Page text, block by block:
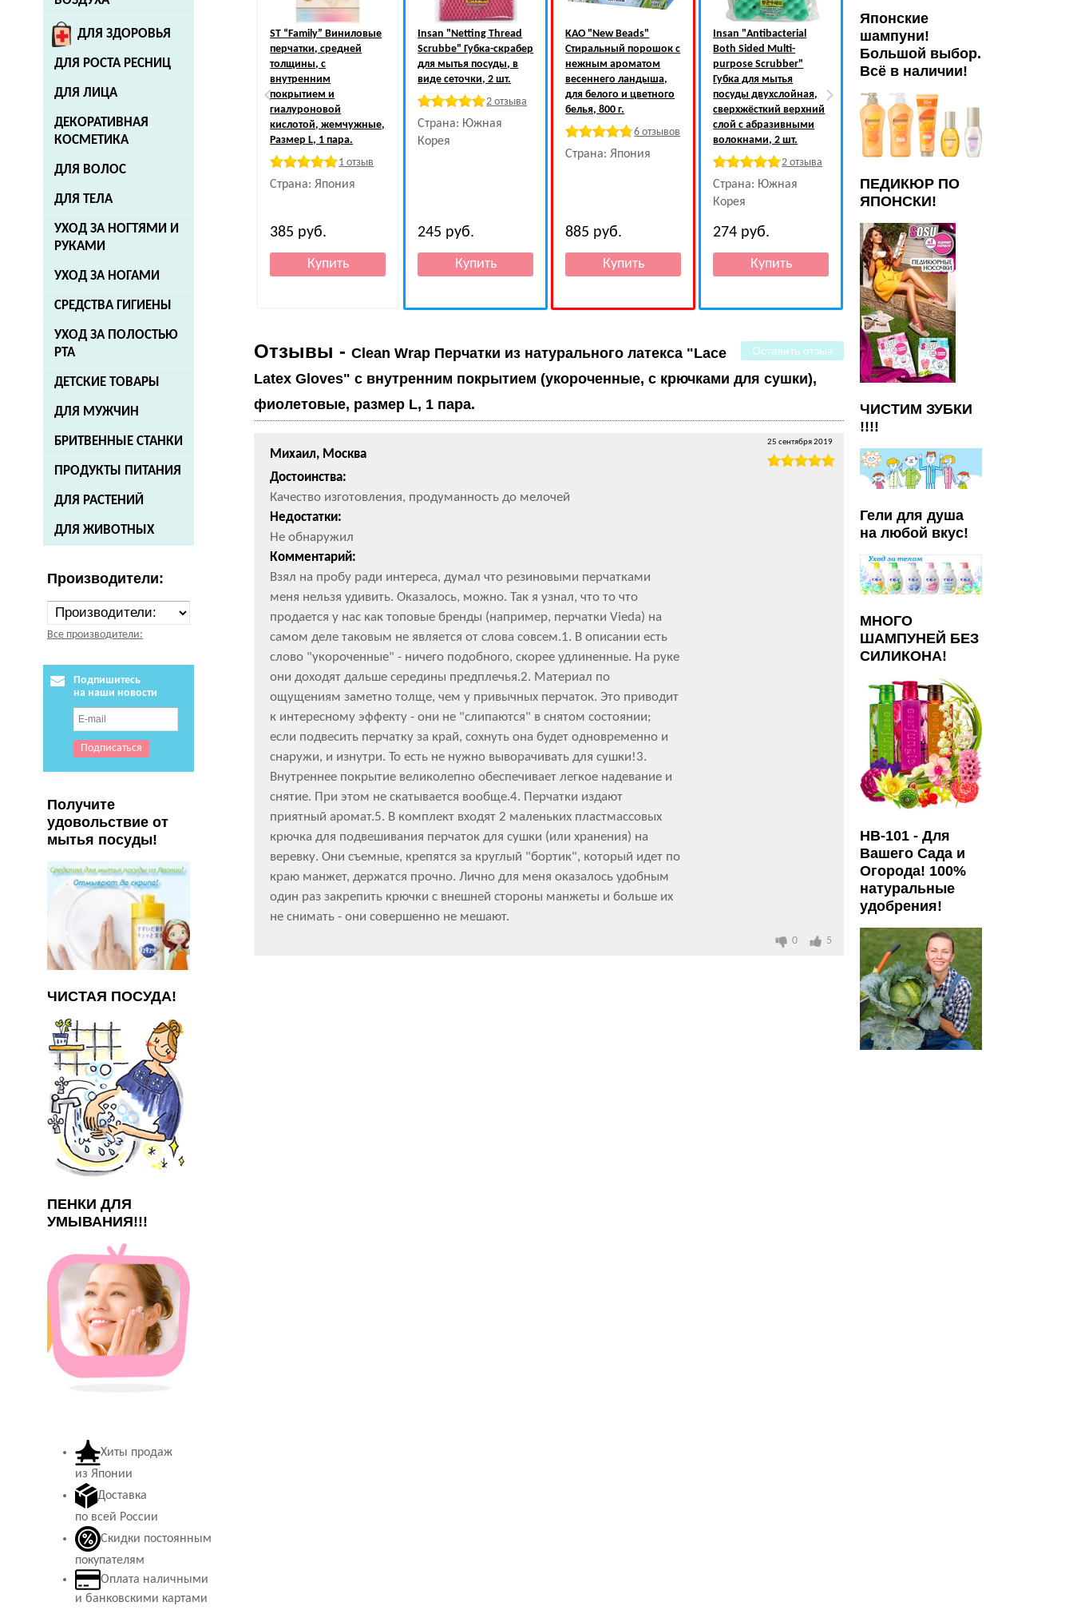
ДЛЯ ЗДОРОВЬЯ
ДЛЯ РОСТА РЕСНИЦ
ДЛЯ ЛИЦА
ДЕКОРАТИВНАЯ
КОСМЕТИКА
ДЛЯ ВОЛОС
ДЛЯ ТЕЛА
УХОД ЗА НОГТЯМИ И
РУКАМИ
УХОД ЗА НОГАМИ
СРЕДСТВА ГИГИЕНЫ
УХОД ЗА ПОЛОСТЬЮ
РТА
ДЕТСКИЕ ТОВАРЫ
ДЛЯ МУЖЧИН
БРИТВЕННЫЕ СТАНКИ
ПРОДУКТЫ ПИТАНИЯ
ДЛЯ РАСТЕНИЙ
ДЛЯ ЖИВОТНЫХ
Производители:
Все производители:
Подпишитесь
на наши новости
Получите
удовольствие от
мытья посуды!
ЧИСТАЯ ПОСУДА!
ПЕНКИ ДЛЯ
УМЫВАНИЯ!!!
ST “Family” Виниловые
перчатки, средней
толщины, с
внутренним
покрытием и
гиалуроновой
кислотой, жемчужные,
Размер L, 1 пара.
1 отзыв
Страна: Япония
385 руб.
Insan "Netting Thread
Scrubbe" Губка-скрабер
для мытья посуды, в
виде сеточки, 2 шт.
2 отзыва
Страна: Южная
Корея
245 руб.
KAO"New Beads"
Стиральный порошок с
нежным ароматом
весеннего ландыша,
для белого и цветного
белья, 800 г.
6 отзывов
Страна: Япония
885 руб.
Insan "Antibacterial
Both Sided Multi-
purpose Scrubber"
Губка для мытья
посуды двухслойная,
сверхжёсткий верхний
слой с абразивными
волокнами, 2 шт.
2 отзыва
Страна: Южная
Корея
274 руб.
Kaneyo"Cleanser"
Порошок чистящий,
традиционный, 400 г.
Страна: Япония
250руб.
Оставить отзыв
Отзывы -Clean Wrap Перчатки из натурального латекса "Lace
Latex Gloves" с внутренним покрытием (укороченные, с крючками для сушки),
фиолетовые, размер L, 1 пара.
Михаил, Москва
Достоинства:
Качество изготовления, продуманность до мелочей
Недостатки:
Не обнаружил
Комментарий:
Взял на пробу ради интереса, думал что резиновыми перчатками
меня нельзя удивить. Оказалось, можно. Так я узнал, что то что
продается у нас как топовые бренды (например, перчатки Vieda) на
самом деле таковым не является от слова совсем.1. В описании есть
слово "укороченные" - ничего подобного, скорее удлиненные. На руке
они доходят дальше середины предплечья.2. Материал по
ощущениям заметно толще, чем у привычных перчаток. Это приводит
к интересному эффекту - они не "слипаются" в снятом состоянии;
если подвесить перчатку за край, сохнуть она будет одновременно и
снаружи, и изнутри. То есть не нужно выворачивать для сушки!3.
Внутреннее покрытие великолепно обеспечивает легкое надевание и
снятие. При этом не скатывается вообще.4. Перчатки издают
приятный аромат.5. В комплект входят 2 маленьких пластмассовых
крючка для подвешивания перчаток для сушки (или хранения) на
веревку. Они съемные, крепятся за круглый "бортик", который идет по
краю манжет, держатся прочно. Лично для меня оказалось удобным
один раз закрепить крючки с внешней стороны манжеты и больше их
не снимать - они совершенно не мешают.
25 сентября 2019
0 5
Японские
шампуни!
Большой выбор.
Всё в наличии!
ПЕДИКЮР ПО
ЯПОНСКИ!
ЧИСТИМ ЗУБКИ
!!!!
Гели для душа
на любой вкус!
МНОГО
ШАМПУНЕЙ БЕЗ
СИЛИКОНА!
HB-101 - Для
Вашего Сада и
Огорода! 100%
натуральные
удобрения!
Хиты продаж
из Японии
Доставка
по всей России
Скидки постоянным
покупателям
Оплата наличными
и банковскими картами